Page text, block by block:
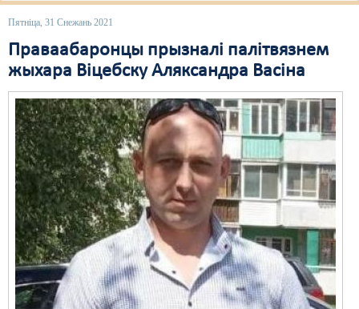
Пятніца, 31 Снежань 2021
Праваабаронцы прызналі палітвязнем
жыхара Віцебску Аляксандра Васіна
Выбары
Грамадзянскія ініцыятывы
Дзяржава
Дыскрымінацыя
Затрыманьні
Карная псыхіятрыя
КПЧ ААН
Культурныя правы
ЛПП
Пра нас
RSS